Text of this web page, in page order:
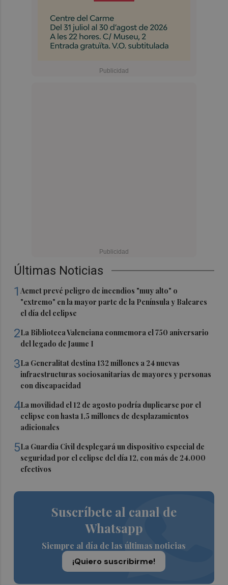
Últimas Noticias
1Aemet prevé peligro de incendios "muy alto" o
"extremo" en la mayor parte de la Península y Baleares
el día del eclipse
2La Biblioteca Valenciana conmemora el 750 aniversario
del legado de Jaume I
3La Generalitat destina 132 millones a 24 nuevas
infraestructuras sociosanitarias de mayores y personas
con discapacidad
4La movilidad el 12 de agosto podría duplicarse por el
eclipse con hasta 1,5 millones de desplazamientos
adicionales
5La Guardia Civil desplegará un dispositivo especial de
seguridad por el eclipse del día 12, con más de 24.000
efectivos
Suscríbete al canal de
Whatsapp
Siempre al día de las últimas noticias
¡Quiero suscribirme!